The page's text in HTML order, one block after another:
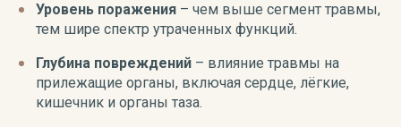
Уровень поражения – чем выше сегмент травмы,
тем шире спектр утраченных функций.
Глубина повреждений – влияние травмы на
прилежащие органы, включая сердце, лёгкие,
кишечник и органы таза.